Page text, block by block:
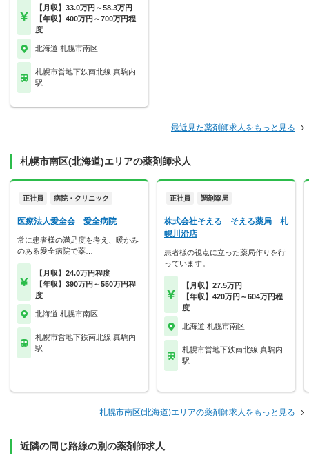
【月収】33.0万円～58.3万円
【年収】400万円～700万円程
度
北海道 札幌市南区
札幌市営地下鉄南北線 真駒内
駅
最近見た薬剤師求人をもっと見る
札幌市南区(北海道)エリアの薬剤師求人
正社員 病院・クリニック
医療法人愛全会 愛全病院
常に患者様の満足度を考え、暖かみ
のある愛全病院で薬…
【月収】24.0万円程度
【年収】390万円～550万円程
度
北海道 札幌市南区
札幌市営地下鉄南北線 真駒内
駅
正社員 調剤薬局
株式会社そえる そえる薬局 札
幌川沿店
患者様の視点に立った薬局作りを行
っています。
【月収】27.5万円
【年収】420万円～604万円程
度
北海道 札幌市南区
札幌市営地下鉄南北線 真駒内
駅
札幌市南区(北海道)エリアの薬剤師求人をもっと見る
近隣の同じ路線の別の薬剤師求人